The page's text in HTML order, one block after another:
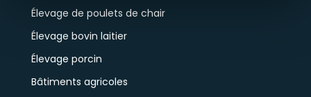
Élevage de poulets de chair
Élevage bovin laitier
Élevage porcin
Bâtiments agricoles